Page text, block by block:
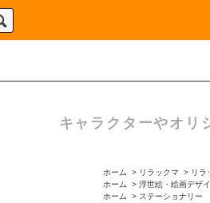
キャラクターやオリ
ホーム > リラックマ > リラ
ホーム
> 浮世絵・絵画デザ
ホーム
> ステーショナリー